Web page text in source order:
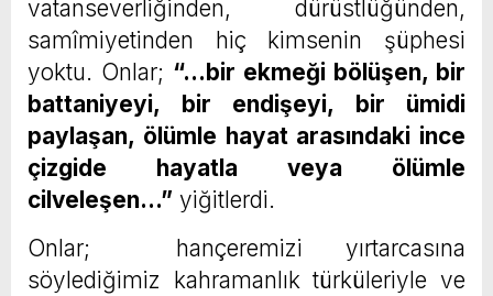
vatanseverliğinden, dürüstlüğünden,
samîmiyetinden hiç kimsenin şüphesi
yoktu. Onlar; “…bir ekmeği bölüşen, bir
battaniyeyi, bir endişeyi, bir ümidi
paylaşan, ölümle hayat arasındaki ince
çizgide hayatla veya ölümle
cilveleşen…” yiğitlerdi.
Onlar; hançeremizi yırtarcasına
söylediğimiz kahramanlık türküleriyle ve